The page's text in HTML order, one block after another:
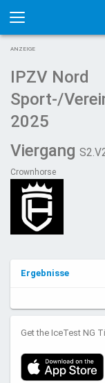
Toggle
navigation
ANZEIGE
IPZV Nord
Sport-/
2025
Viergang
Crownhorse
Ergebnisse
Get the IceTest NG